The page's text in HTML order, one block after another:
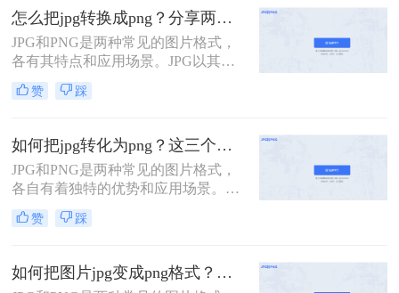
质量。而PNG（Portable Network
Graphics）是一种无损的图片格式，
支持透明背景和24位颜色，但文件大
小通常较大。
怎么把jpg转换成png？分享两种实用方法！
JPG和PNG是两种常见的图片格式，
各有其特点和应用场景。JPG以其高
效的压缩算法广泛应用于各类图片存
储和传输，而PNG则以其无损压缩和
选。那么怎么把jpg转换成png呢？，
我们可以采用以下两种实用方法。
赞 踩
如何把jpg转化为png？这三个方法教会你！
JPG和PNG是两种常见的图片格式，
各自有着独特的优势和应用场景。
JPG以其高效的压缩算法和广泛的应
用范围受到大家的喜爱，而PNG则以
场合下成为首选。那么，如何把jpg转
化为png呢？下面将介绍三种实用的
赞 踩
如何把图片jpg变成png格式？这四种转换秘诀值得一试！